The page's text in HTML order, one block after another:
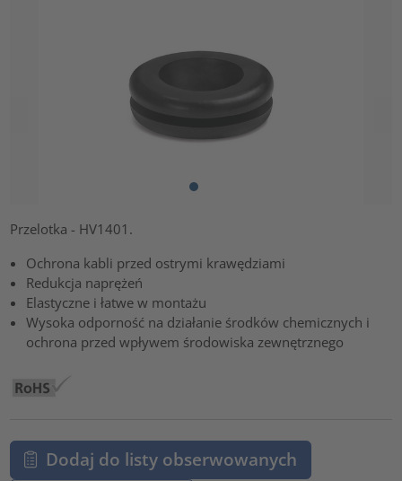
Przelotka - HV1401.
Ochrona kabli przed ostrymi krawędziami
Redukcja naprężeń
Elastyczne i łatwe w montażu
Wysoka odporność na działanie środków chemicznych i
ochrona przed wpływem środowiska zewnętrznego
Dodaj do listy obserwowanych